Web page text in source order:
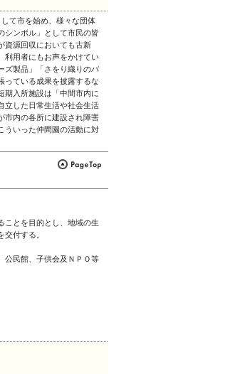
て市を始め、様々な団体
シンボル」として市民の皆
資源回収においても古新
利用者にもお声をかけてい
ズ製品」「さをり織りのバ
っている成果を披露するな
期入所施設は「中間市内に
立した日常生活や社会生活
市内の各所に建設され障害
ういった仲間園の活動に対
ことを目的とし、地域の生
交付する。
公民館、子供会及ＮＰＯ等